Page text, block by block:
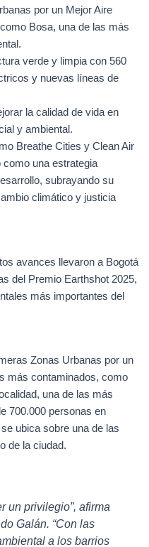
por un Mejor Aire
Bosa, una de las más
verde y limpia con 560
y nuevas líneas de
la calidad de vida en
y ambiental.
Breathe Cities y Clean Air
como una estrategia
subrayando su
climático y justicia
avances llevaron a Bogotá
del Premio Earthshot 2025,
más importantes del
Zonas Urbanas por un
más contaminados, como
una de las más
700.000 personas en
ubica sobre una de las
de la ciudad.
un privilegio”, afirma
Galán. “Con las
a los barrios